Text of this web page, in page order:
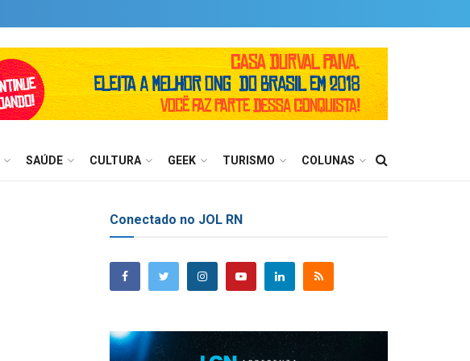
SAÚDE CULTURA GEEK TURISMO COLUNAS
Conectado no JOL RN